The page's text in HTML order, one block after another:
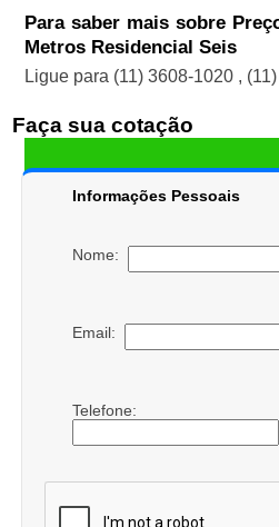
Para saber mais sobre
Metros Residencial Seis
Ligue para (11) 3608-1020 ,
Faça sua cotação
Informações Pessoais
Nome:
Email:
Telefone: